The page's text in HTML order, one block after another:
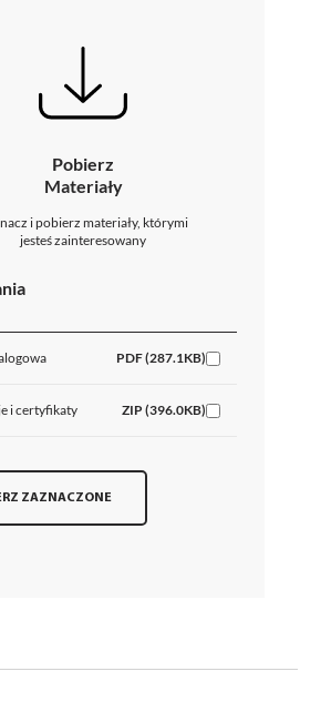
Pobierz
Materiały
i pobierz materiały, którymi
jesteś zainteresowany
PDF (287.1KB)
i certyfikaty ZIP (396.0KB)
ZAZNACZONE